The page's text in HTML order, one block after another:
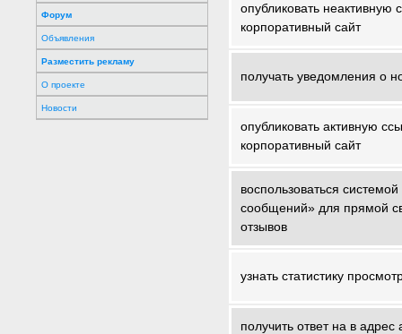
Форум
Объявления
Разместить рекламу
О проекте
Новости
опубликовать неактивную
корпоративный сайт
получать уведомления о
опубликовать активную
корпоративный сайт
воспользоваться
сообщений» для прямой
отзывов
узнать статистику
получить ответ на в